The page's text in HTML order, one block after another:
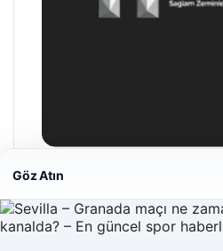
Enes Kaplan Avukatlık Bürosu
28/04/2026
Göz Atın